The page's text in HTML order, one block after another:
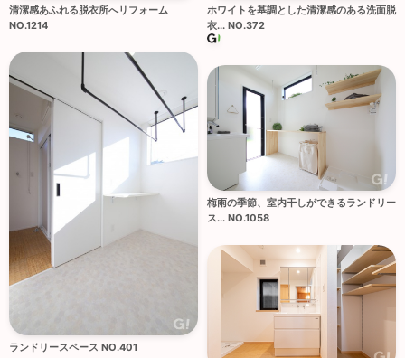
清潔感あふれる脱衣所へリフォーム
NO.1214
ホワイトを基調とした清潔感のある洗面脱
衣... NO.372
ランドリースペース NO.401
梅雨の季節、室内干しができるランドリー
ス... NO.1058